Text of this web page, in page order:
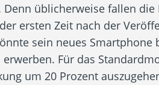
üblicherweise fallen die
ersten Zeit nach der
sein neues Smartphone
Für das
um 20 Prozent